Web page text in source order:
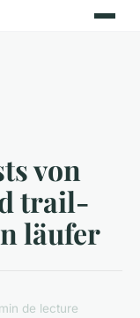
von
trail-
läufer
de lecture